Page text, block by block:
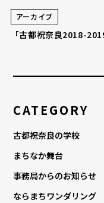
アーカイブ
「古都祝奈良2018-
CATEGORY
古都祝奈良の学校
まちなか舞台
事務局からのお知らせ
ならまちワンダリング